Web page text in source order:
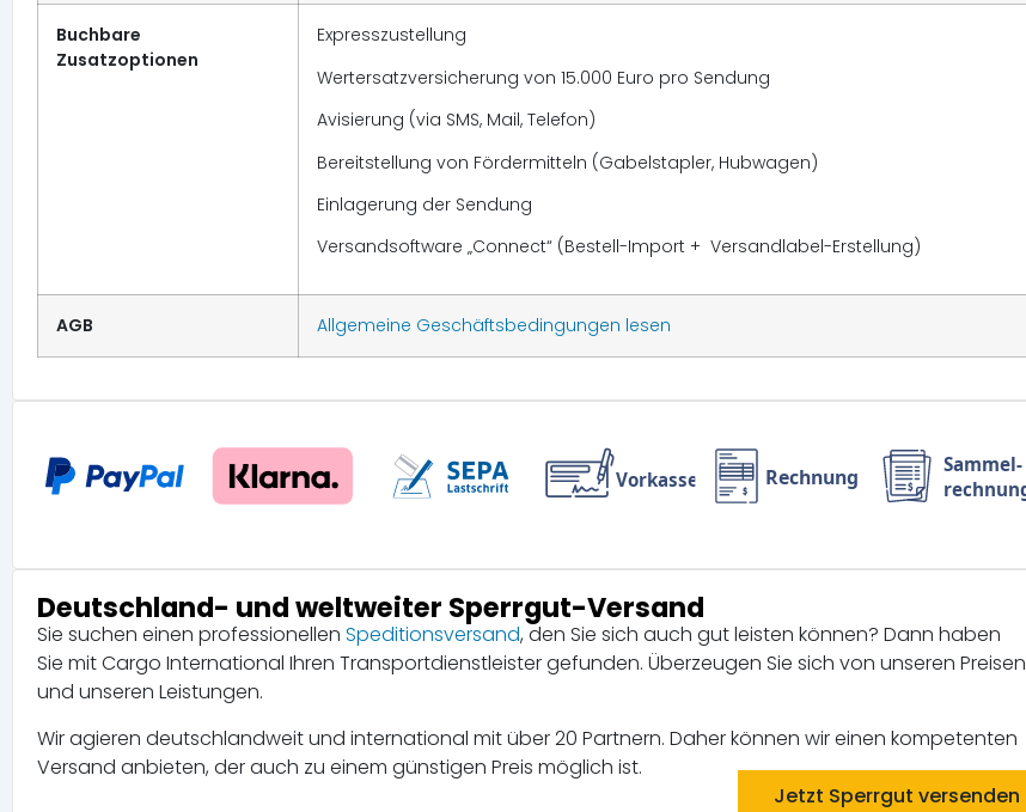
Buchbare
Zusatzoptionen
Expresszustellung
Wertersatzversicherung von 15.000 Euro pro Sendung
Avisierung (via SMS, Mail, Telefon)
Bereitstellung von Fördermitteln (Gabelstapler, Hubwagen)
Einlagerung der Sendung
Versandsoftware „Connect“ (Bestell-Import + Versandlabel-Erstellung)
AGB Allgemeine Geschäftsbedingungen lesen
Deutschland- und weltweiter Sperrgut-Versand
Sie suchen einen professionellen Speditionsversand, den Sie sich auch gut leisten können? Dann haben
Sie mit Cargo International Ihren Transportdienstleister gefunden. Überzeugen Sie sich von unseren Preisen
und unseren Leistungen.
Wir agieren deutschlandweit und international mit über 20 Partnern. Daher können wir einen kompetenten
Versand anbieten, der auch zu einem günstigen Preis möglich ist.
Jetzt Sperrgut versenden